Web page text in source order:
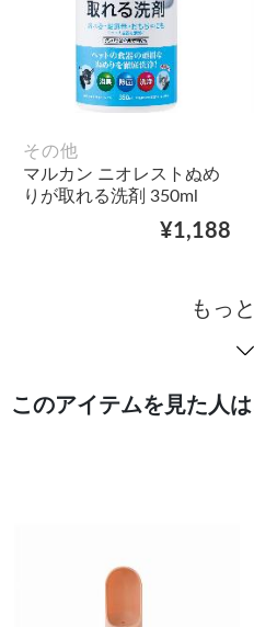
その他
マルカン ニオレストぬめ
りが取れる洗剤 350ml
¥1,188
もっ
このアイテムを見た人